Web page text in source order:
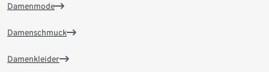
Damenmode
Damenschmuck
Damenkleider